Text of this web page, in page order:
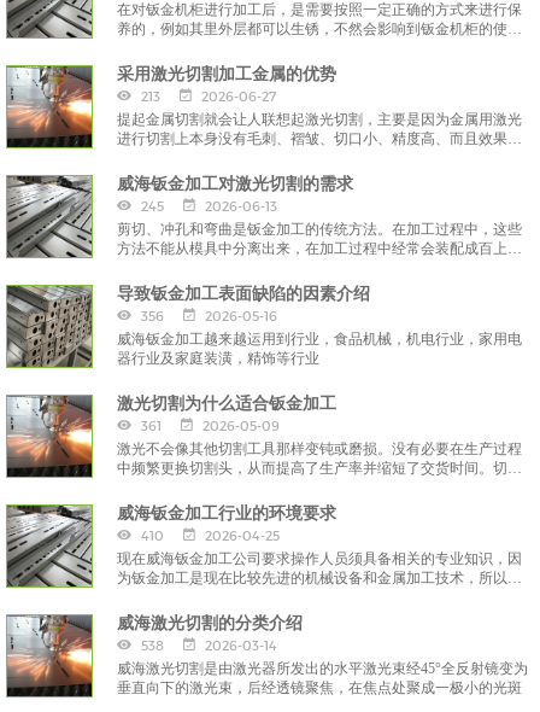
在对钣金机柜进行加工后，是需要按照一定正确的方式来进行保
养的，例如其里外层都可以生锈，不然会影响到钣金机柜的使用
采用激光切割加工金属的优势
213
2026-06-27
提起金属切割就会让人联想起激光切割，主要是因为金属用激光
进行切割上本身没有毛刺、褶皱、切口小、精度高、而且效果比
威海钣金加工对激光切割的需求
245
2026-06-13
剪切、冲孔和弯曲是钣金加工的传统方法。在加工过程中，这些
方法不能从模具中分离出来，在加工过程中经常会装配成百上千
导致钣金加工表面缺陷的因素介绍
356
2026-05-16
威海钣金加工越来越运用到行业，食品机械，机电行业，家用电
器行业及家庭装潢，精饰等行业
激光切割为什么适合钣金加工
361
2026-05-09
激光不会像其他切割工具那样变钝或磨损。没有必要在生产过程
中频繁更换切割头，从而提高了生产率并缩短了交货时间。切割
威海钣金加工行业的环境要求
410
2026-04-25
现在威海钣金加工公司要求操作人员须具备相关的专业知识，因
为钣金加工是现在比较先进的机械设备和金属加工技术，所以有
能，
威海激光切割的分类介绍
538
2026-03-14
威海激光切割是由激光器所发出的水平激光束经45°全反射镜变为
垂直向下的激光束，后经透镜聚焦，在焦点处聚成一极小的光斑